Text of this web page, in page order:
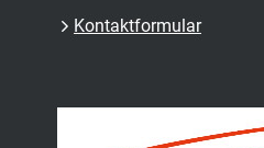
Kontaktformular